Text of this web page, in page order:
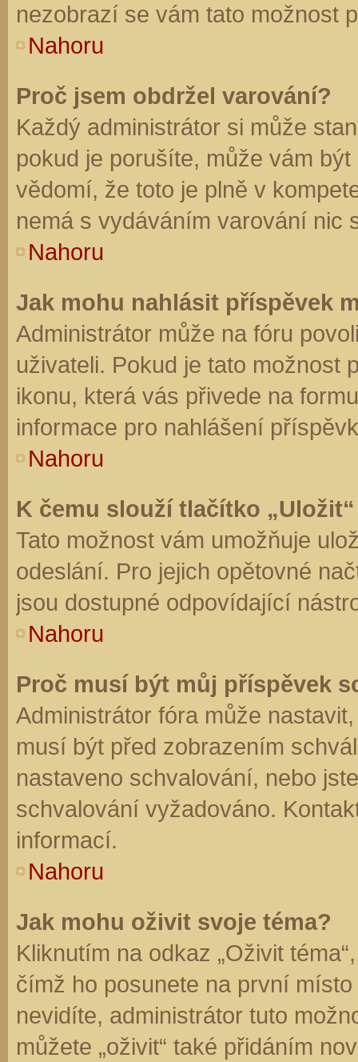
nezobrazí se vám tato možnost
Nahoru
Proč jsem obdržel varování?
Každý administrátor si může
pokud je porušíte, může vám
vědomí, že toto je plně v
nemá s vydáváním varování nic
Nahoru
Jak mohu nahlásit příspěvek
Administrátor může na fóru
uživateli. Pokud je tato možnost
ikonu, která vás přivede na
informace pro nahlášení
Nahoru
K čemu slouží tlačítko
Tato možnost vám umožňuje
odeslání. Pro jejich opětovné
jsou dostupné odpovídající
Nahoru
Proč musí být můj příspěvek
Administrátor fóra může
musí být před zobrazením
nastaveno schvalování, nebo
schvalování vyžadováno.
informací.
Nahoru
Jak mohu oživit svoje téma?
Kliknutím na odkaz „Oživit
čímž ho posunete na první
nevidíte, administrátor tuto
můžete „oživit“ také přidáním